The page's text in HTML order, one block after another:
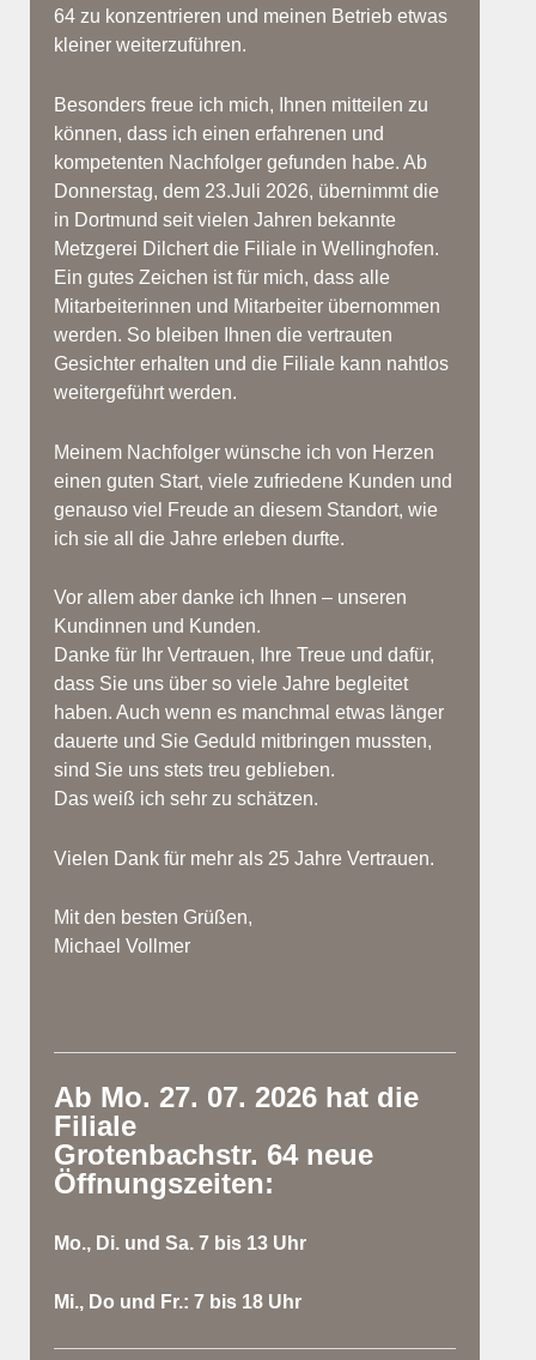
64 zu konzentrieren und meinen Betrieb etwas
kleiner weiterzuführen.
Besonders freue ich mich, Ihnen mitteilen zu
können, dass ich einen erfahrenen und
kompetenten Nachfolger gefunden habe. Ab
Donnerstag, dem 23.Juli 2026, übernimmt die
in Dortmund seit vielen Jahren bekannte
Metzgerei Dilchert die Filiale in Wellinghofen.
Ein gutes Zeichen ist für mich, dass alle
Mitarbeiterinnen und Mitarbeiter übernommen
werden. So bleiben Ihnen die vertrauten
Gesichter erhalten und die Filiale kann nahtlos
weitergeführt werden.
Meinem Nachfolger wünsche ich von Herzen
einen guten Start, viele zufriedene Kunden und
genauso viel Freude an diesem Standort, wie
ich sie all die Jahre erleben durfte.
Vor allem aber danke ich Ihnen – unseren
Kundinnen und Kunden.
Danke für Ihr Vertrauen, Ihre Treue und dafür,
dass Sie uns über so viele Jahre begleitet
haben. Auch wenn es manchmal etwas länger
dauerte und Sie Geduld mitbringen mussten,
sind Sie uns stets treu geblieben.
Das weiß ich sehr zu schätzen.
Vielen Dank für mehr als 25 Jahre Vertrauen.
Mit den besten Grüßen,
Michael Vollmer
Ab Mo. 27. 07. 2026 hat die
Filiale
Grotenbachstr. 64 neue
Öffnungszeiten:
Mo., Di. und Sa. 7 bis 13 Uhr
Mi., Do und Fr.: 7 bis 18 Uhr